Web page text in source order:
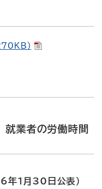
）
就業者の労働時間
1月30日公表）